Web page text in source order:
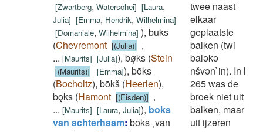
[Zwartberg, Waterschei] [Laura,
Julia] [Emma, Hendrik, Wilhelmina]
[Domaniale, Wilhelmina] ), buks
(Chevremont [(Julia)] ,
... [Maurits] [Julia]), bø̜ks (Stein
[(Maurits)] [Emma]), bōks
(Bocholtz), bōkš (Heerlen),
bǫks (Hamont [(Eisden)] ,
... [Maurits] [Laura, Julia]), boks
van achterhaam: boks ˲van
twee naast
elkaar
geplaatste
balken (twi
balǝkǝ
nšvǝn`in). In l
265 was de
broek niet uit
balken, maar
uit ijzeren